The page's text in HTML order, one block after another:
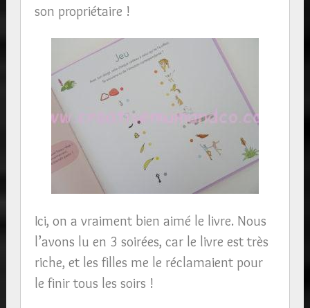
son propriétaire !
Ici, on a vraiment bien aimé le livre. Nous
l’avons lu en 3 soirées, car le livre est très
riche, et les filles me le réclamaient pour
le finir tous les soirs !